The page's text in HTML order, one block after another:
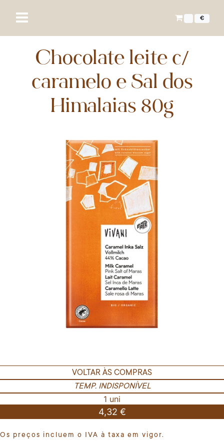
€
Chocolate leite c/
caramelo e Sal dos
Himalaias 80g
VOLTAR ÀS COMPRAS
TEMP. INDISPONÍVEL
1 uni
4,32 €
Os preços incluem o IVA à taxa em vigor.